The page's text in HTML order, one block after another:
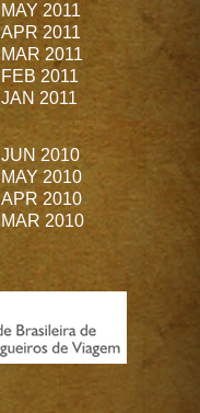
MAY 2011
APR 2011
MAR 2011
FEB 2011
JAN 2011
JUN 2010
MAY 2010
APR 2010
MAR 2010